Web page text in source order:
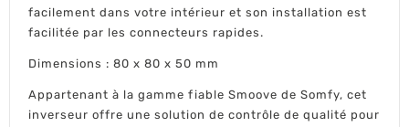
facilement dans votre intérieur et son installation est
facilitée par les connecteurs rapides.
Dimensions : 80 x 80 x 50 mm
Appartenant à la gamme fiable Smoove de Somfy, cet
inverseur offre une solution de contrôle de qualité pour